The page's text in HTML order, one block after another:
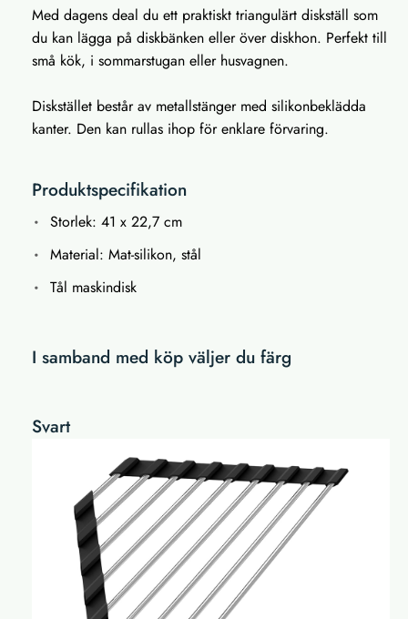
Med dagens deal du ett praktiskt triangulärt diskställ som
du kan lägga på diskbänken eller över diskhon. Perfekt till
små kök, i sommarstugan eller husvagnen.
Diskstället består av metallstänger med silikonbeklädda
kanter. Den kan rullas ihop för enklare förvaring.
Produktspecifikation
Storlek: 41 x 22,7 cm
Material: Mat-silikon, stål
Tål maskindisk
I samband med köp väljer du färg
Svart